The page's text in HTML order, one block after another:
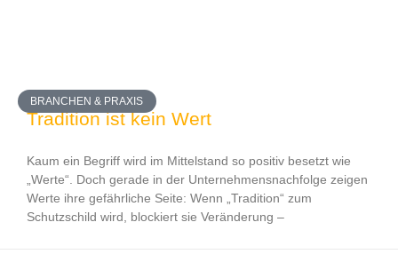
BRANCHEN & PRAXIS
Tradition ist kein Wert
Kaum ein Begriff wird im Mittelstand so positiv besetzt wie
„Werte“. Doch gerade in der Unternehmensnachfolge zeigen
Werte ihre gefährliche Seite: Wenn „Tradition“ zum
Schutzschild wird, blockiert sie Veränderung –